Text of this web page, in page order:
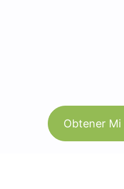
Obtener Mi